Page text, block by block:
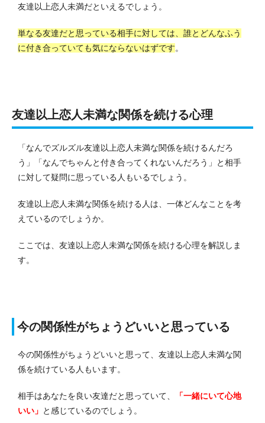
友達以上恋人未満だといえるでしょう。
単なる友達だと思っている相手に対しては、誰とどんなふう
に付き合っていても気にならないはずです。
友達以上恋人未満な関係を続ける心理
「なんでズルズル友達以上恋人未満な関係を続けるんだろ
う」「なんでちゃんと付き合ってくれないんだろう」と相手
に対して疑問に思っている人もいるでしょう。
友達以上恋人未満な関係を続ける人は、一体どんなことを考
えているのでしょうか。
ここでは、友達以上恋人未満な関係を続ける心理を解説しま
す。
今の関係性がちょうどいいと思っている
今の関係性がちょうどいいと思って、友達以上恋人未満な関
係を続けている人もいます。
相手はあなたを良い友達だと思っていて、
「一緒にいて心地
いい」 と感じているのでしょう。